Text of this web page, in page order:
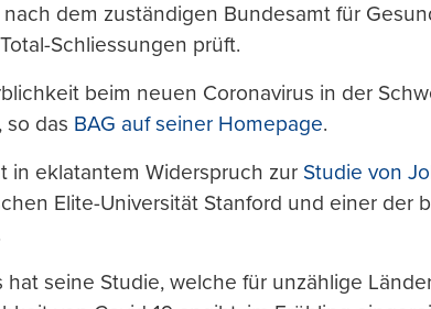
dem zuständigen Bundesamt für
Schliessungen prüft.
beim neuen Coronavirus in der
so das BAG auf seiner Homepage.
in eklatantem Widerspruch zur Studie von
Elite-Universität Stanford und einer der
hat seine Studie, welche für unzählige